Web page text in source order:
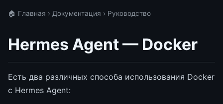
🏠 Главная › Документация › Руководство
Hermes Agent — Docker
Есть два различных способа использования Docker
с Hermes Agent: